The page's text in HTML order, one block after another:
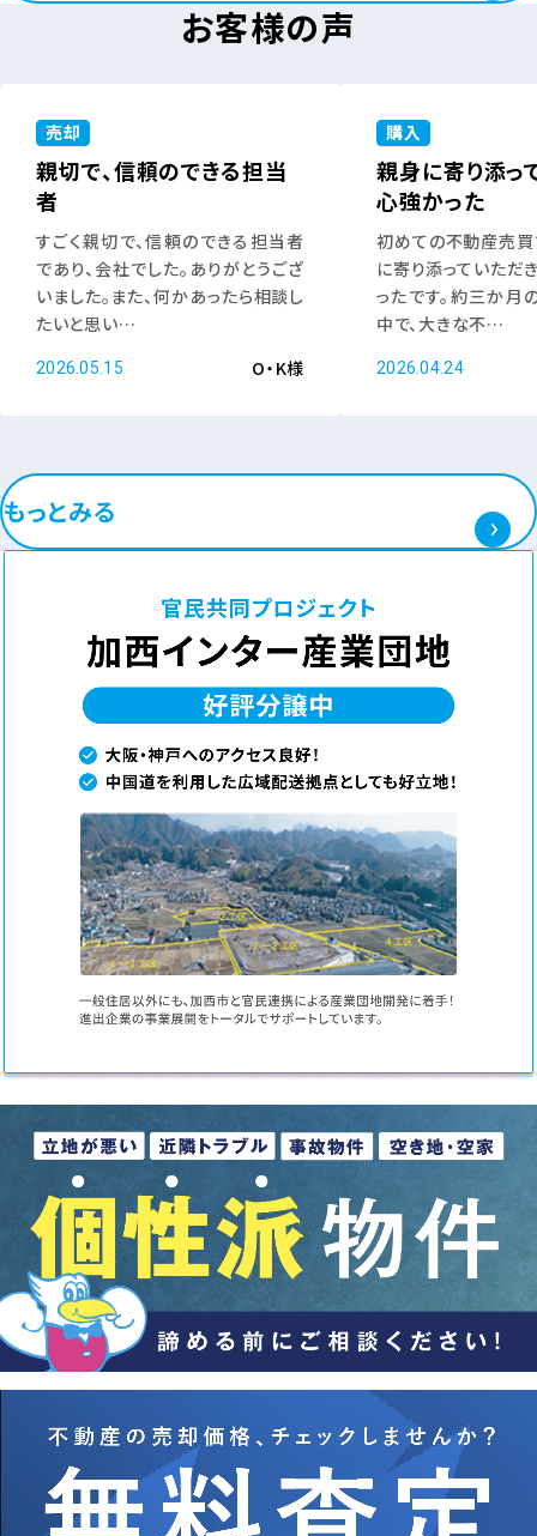
お客様の声
もっとみる
売却
親切で、信頼のできる担当
者
すごく親切で、信頼のできる担当者
であり、会社でした。ありがとうござ
いました。また、何かあったら相談し
たいと思い…
2026.05.15 O・K様
購入
親身に寄り添っ
心強かった
初めての不動産売買
に寄り添っていただ
ったです。約三か月
中で、大きな不…
2026.04.24